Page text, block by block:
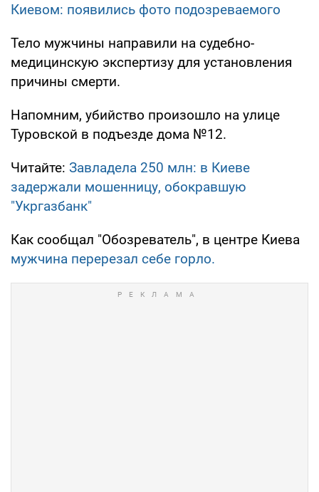
Киевом: появились фото подозреваемого
Тело мужчины направили на судебно-
медицинскую экспертизу для установления
причины смерти.
Напомним, убийство произошло на улице
Туровской в подъезде дома №12.
Читайте: Завладела 250 млн: в Киеве
задержали мошенницу, обокравшую
"Укргазбанк"
Как сообщал "Обозреватель", в центре Киева
мужчина перерезал себе горло.